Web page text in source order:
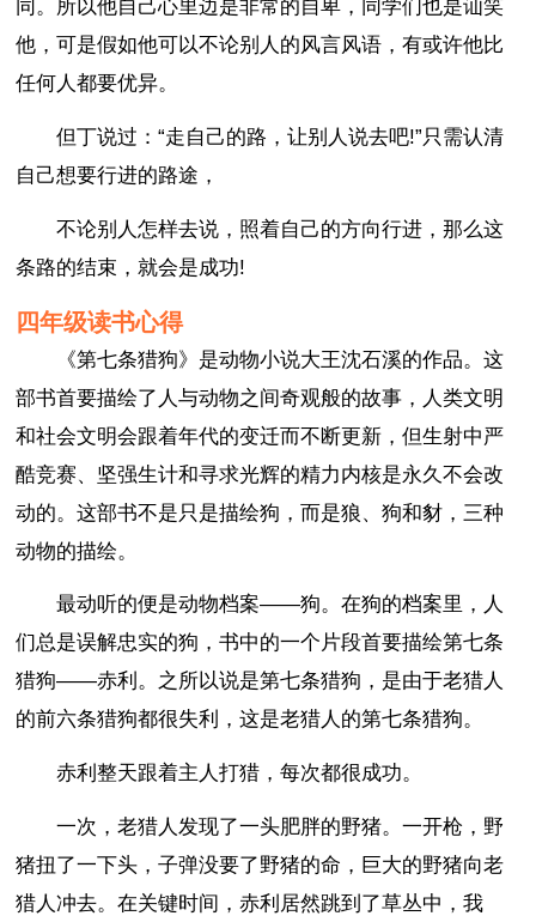
同。所以他自己心里边是非常的自卑，同学们也是讪笑
他，可是假如他可以不论别人的风言风语，有或许他比
任何人都要优异。
但丁说过：“走自己的路，让别人说去吧!”只需认清
自己想要行进的路途，
不论别人怎样去说，照着自己的方向行进，那么这
条路的结束，就会是成功!
四年级读书心得
《第七条猎狗》是动物小说大王沈石溪的作品。这
部书首要描绘了人与动物之间奇观般的故事，人类文明
和社会文明会跟着年代的变迁而不断更新，但生射中严
酷竞赛、坚强生计和寻求光辉的精力内核是永久不会改
动的。这部书不是只是描绘狗，而是狼、狗和豺，三种
动物的描绘。
最动听的便是动物档案——狗。在狗的档案里，人
们总是误解忠实的狗，书中的一个片段首要描绘第七条
猎狗——赤利。之所以说是第七条猎狗，是由于老猎人
的前六条猎狗都很失利，这是老猎人的第七条猎狗。
赤利整天跟着主人打猎，每次都很成功。
一次，老猎人发现了一头肥胖的野猪。一开枪，野
猪扭了一下头，子弹没要了野猪的命，巨大的野猪向老
猎人冲去。在关键时间，赤利居然跳到了草丛中，我